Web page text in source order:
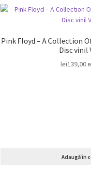
Pink Floyd – A Collection
lei139,00
Adaugă în